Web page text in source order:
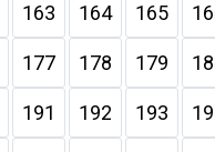
163 164 165
177 178 179
191 192 193